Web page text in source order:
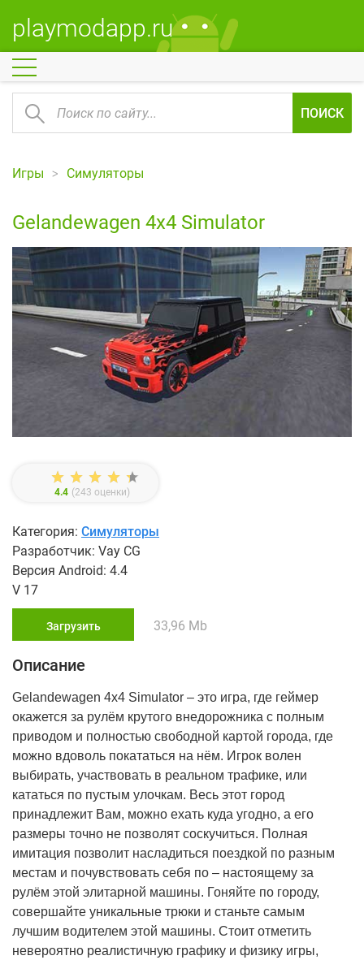
playmodapp.ru
ПОИСК
Игры Симуляторы
Gelandewagen 4x4 Simulator
4.4 (243 оценки)
Категория: Симуляторы
Разработчик: Vay CG
Версия Android: 4.4
V 17
Загрузить 33,96 Mb
Описание
Gelandewagen 4x4 Simulator – это игра, где геймер
окажется за рулём крутого внедорожника с полным
приводом и полностью свободной картой города, где
можно вдоволь покататься на нём. Игрок волен
выбирать, участвовать в реальном трафике, или
кататься по пустым улочкам. Весь этот город
принадлежит Вам, можно ехать куда угодно, а его
размеры точно не позволят соскучиться. Полная
имитация позволит насладиться поездкой по разным
местам и почувствовать себя по – настоящему за
рулём этой элитарной машины. Гоняйте по городу,
совершайте уникальные трюки и станьте самым
лучшим водителем этой машины. Стоит отметить
невероятно реалистичную графику и физику игры,